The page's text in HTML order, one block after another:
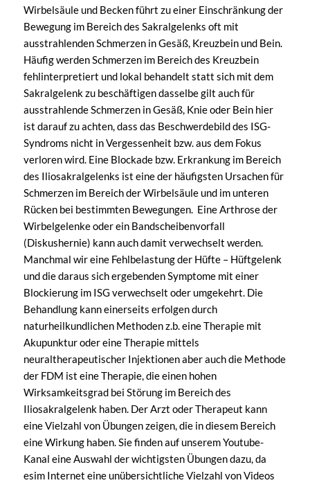
Wirbelsäule und Becken führt zu einer Einschränkung der
Bewegung im Bereich des Sakralgelenks oft mit
ausstrahlenden Schmerzen in Gesäß, Kreuzbein und Bein.
Häufig werden Schmerzen im Bereich des Kreuzbein
fehlinterpretiert und lokal behandelt statt sich mit dem
Sakralgelenk zu beschäftigen dasselbe gilt auch für
ausstrahlende Schmerzen in Gesäß, Knie oder Bein hier
ist darauf zu achten, dass das Beschwerdebild des ISG-
Syndroms nicht in Vergessenheit bzw. aus dem Fokus
verloren wird. Eine Blockade bzw. Erkrankung im Bereich
des Iliosakralgelenks ist eine der häufigsten Ursachen für
Schmerzen im Bereich der Wirbelsäule und im unteren
Rücken bei bestimmten Bewegungen. Eine Arthrose der
Wirbelgelenke oder ein Bandscheibenvorfall
(Diskushernie) kann auch damit verwechselt werden.
Manchmal wir eine Fehlbelastung der Hüfte – Hüftgelenk
und die daraus sich ergebenden Symptome mit einer
Blockierung im ISG verwechselt oder umgekehrt. Die
Behandlung kann einerseits erfolgen durch
naturheilkundlichen Methoden z.b. eine Therapie mit
Akupunktur oder eine Therapie mittels
neuraltherapeutischer Injektionen aber auch die Methode
der FDM ist eine Therapie, die einen hohen
Wirksamkeitsgrad bei Störung im Bereich des
Iliosakralgelenk haben. Der Arzt oder Therapeut kann
eine Vielzahl von Übungen zeigen, die in diesem Bereich
eine Wirkung haben. Sie finden auf unserem Youtube-
Kanal eine Auswahl der wichtigsten Übungen dazu, da
esim Internet eine unübersichtliche Vielzahl von Videos